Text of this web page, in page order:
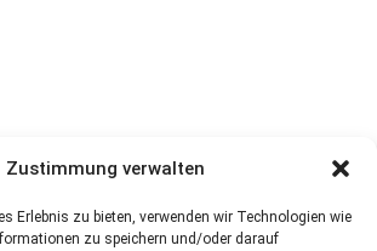
Zustimmung verwalten
Erlebnis zu bieten, verwenden wir Technologien wie
zu speichern und/oder darauf